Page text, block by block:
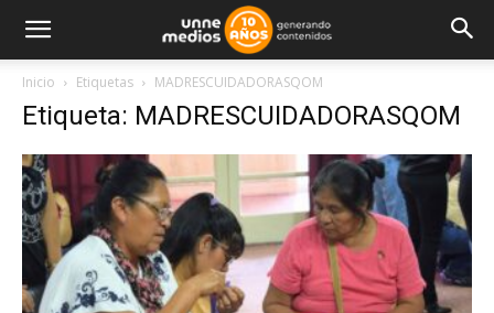
Inicio Etiquetas MADRESCUIDADORASQOM
Etiqueta: MADRESCUIDADORASQOM